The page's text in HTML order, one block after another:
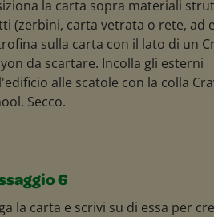
la carta sopra materiali
(zerbini, carta vetrata o rete, ad
sulla carta con il lato di un
da scartare. Incolla gli esterni
alle scatole con la colla
Secco.
6
la carta e scrivi su di essa per